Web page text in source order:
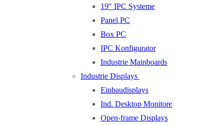
19″ IPC Systeme
Panel PC
Box PC
IPC Konfigurator
Industrie Mainboards
Industrie Displays
Einbaudisplays
Ind. Desktop Monitore
Open-frame Displays